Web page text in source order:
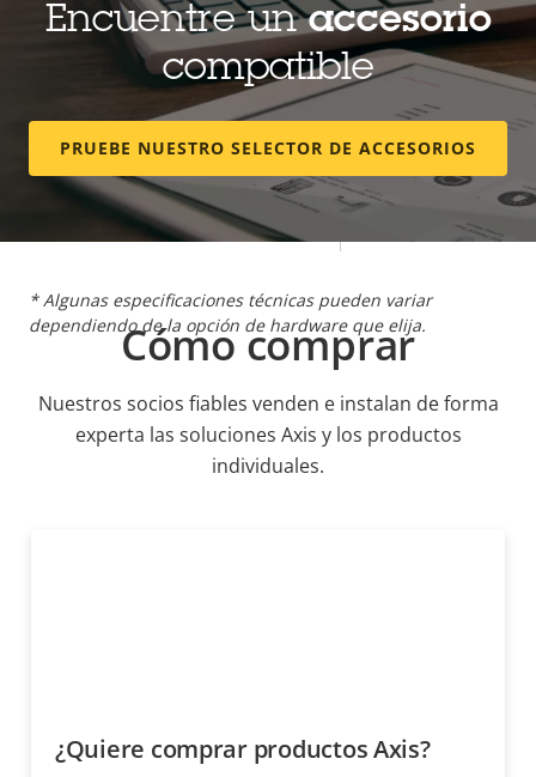
Clasificación IP IP66, IP67
Diseñado para repintar
Sostenibilidad
BFR/CFR
free, PVC
* Algunas especificaciones técnicas pueden variar
dependiendo de la opción de hardware que elija.
Encuentre unaccesorio
compatible
PRUEBE NUESTRO SELECTOR DE ACCESORIOS
Cómo comprar
Nuestros socios fiables venden e instalan de forma
experta las soluciones Axis y los productos
individuales.
¿Quiere comprar productos Axis?